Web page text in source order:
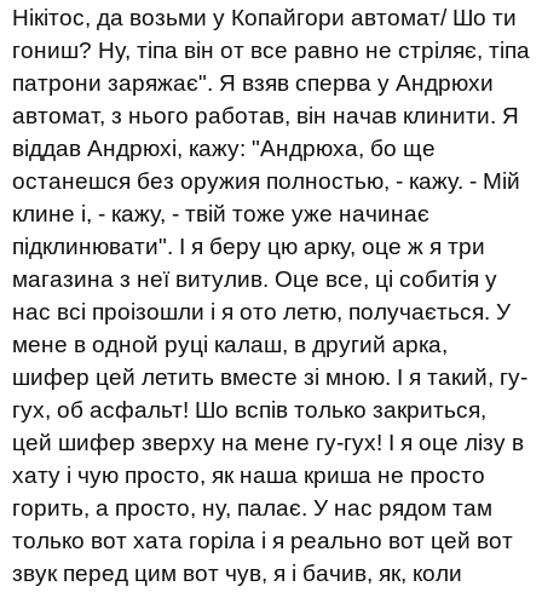
Нікітос, да возьми у Копайгори автомат/ Шо ти
гониш? Ну, тіпа він от все равно не стріляє, тіпа
патрони заряжає". Я взяв сперва у Андрюхи
автомат, з нього работав, він начав клинити. Я
віддав Андрюхі, кажу: "Андрюха, бо ще
останешся без оружия полностью, - кажу. - Мій
клине і, - кажу, - твій тоже уже начинає
підклинювати". І я беру цю арку, оце ж я три
магазина з неї витулив. Оце все, ці собитія у
нас всі проізошли і я ото летю, получається. У
мене в одной руці калаш, в другий арка,
шифер цей летить вместе зі мною. І я такий, гу-
гух, об асфальт! Шо вспів только закриться,
цей шифер зверху на мене гу-гух! І я оце лізу в
хату і чую просто, як наша криша не просто
горить, а просто, ну, палає. У нас рядом там
только вот хата горіла і я реально вот цей вот
звук перед цим вот чув, я і бачив, як, коли